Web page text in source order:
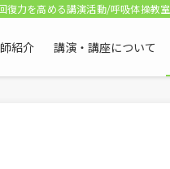
復力を高める講演活動/呼吸体操教室
紹介 講演・講座について